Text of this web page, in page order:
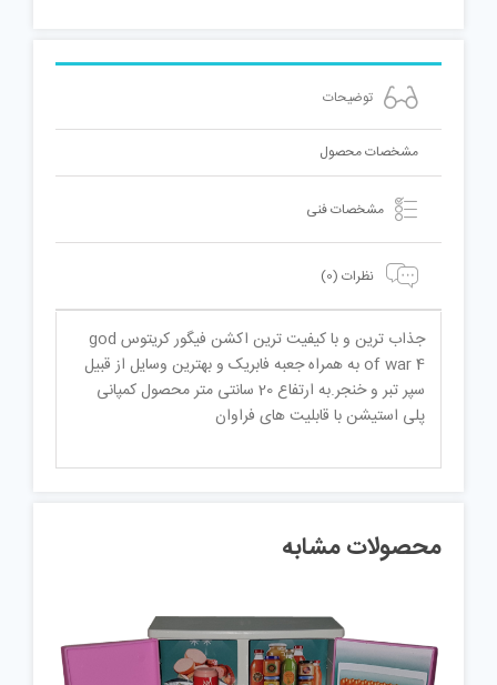
توضیحات
مشخصات محصول
مشخصات فنی
نظرات (0)
جذاب ترین و با کیفیت ترین اکشن فیگور کریتوس god
of war 4 به همراه جعبه فابریک و بهترین وسایل از قبیل
سپر تبر و خنجر.به ارتفاع 20 سانتی متر محصول کمپانی
پلی استیشن با قابلیت های فراوان
محصولات مشابه